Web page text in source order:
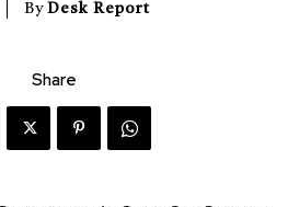
By Desk Report
Share